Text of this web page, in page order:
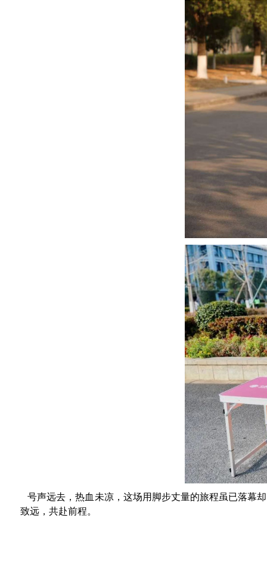
号声远去，热血未凉，这场用脚步丈量的旅程虽已落幕
致远，共赴前程。